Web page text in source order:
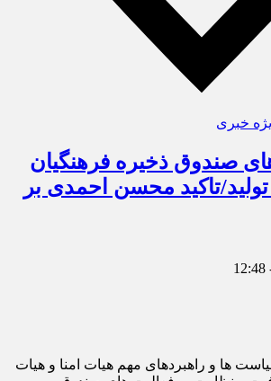
خبری
صندوق ذخیره فرهنگیان
تاکید محسن احمدی بر
ها و راهبردهای مهم هیات امنا و هیات